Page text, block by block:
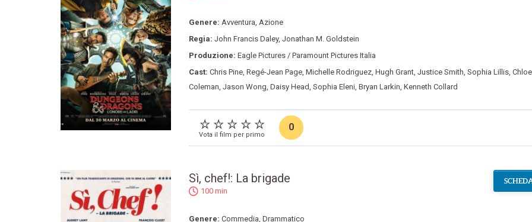
Genere: Avventura Azione
Regia: John Francis Daley, Jonathan M. Goldstein
Produzione: Eagle Pictures / Paramount Pictures Italia
Cast: Chris Pine, Regé-Jean Page, Michelle Rodriguez, Hugh Grant, Justice Smith Sophia Lillis, Chloe
Coleman Jason Wong Daisy Head Sophia Eleni, Bryan Larkin Kenneth Collard
Vota il film per primo
0
Sì, chef!: La brigade
100 min
Genere: Commedia, Drammatico